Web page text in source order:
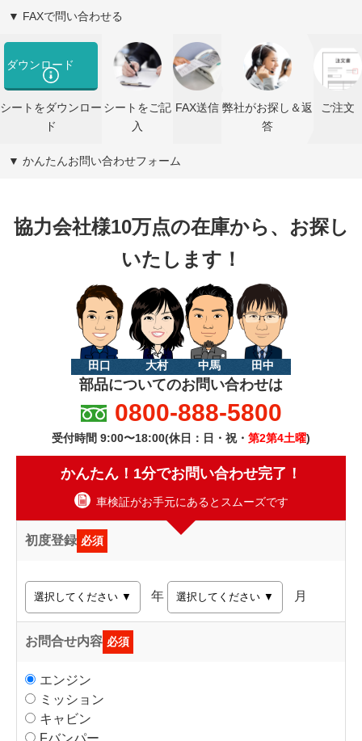
▼ FAXで問い合わせる
ダウンロード
シートをダウンロー
ド
シートをご記
入
FAX送信 弊社がお探し＆返
答
ご注文
▼ かんたんお問い合わせフォーム
協力会社様10万点の在庫から、お探し
いたします！
田口 大村 中馬 田中
部品についてのお問い合わせは
0800-888-5800
受付時間 9:00〜18:00(休日：日・祝・ 第2第4土曜)
かんたん！1分でお問い合わせ完了！
車検証がお手元にあるとスムーズです
初度登録 必須
年 月
お問合せ内容 必須
エンジン
ミッション
キャビン
Fバンパー